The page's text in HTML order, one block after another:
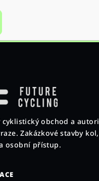
cyklistický obchod a
Zakázkové stavby
osobní přístup.